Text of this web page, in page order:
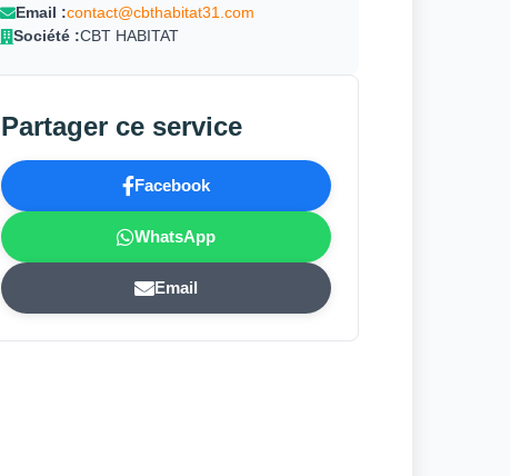
Email :contact@cbthabitat31.com
Société :CBT HABITAT
Partager ce service
Facebook
WhatsApp
Email